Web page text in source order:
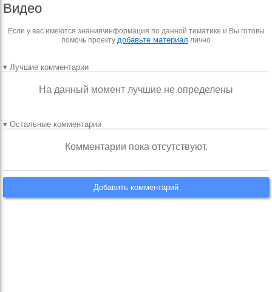
Видео
Если у вас имеются знания\информация по данной тематике и Вы готовы
помочь проекту добавьте материал лично
▾ Лучшие комментарии
На данный момент лучшие не определены
▾ Остальные комментарии
Комментарии пока отсутствуют.
Добавить комментарий